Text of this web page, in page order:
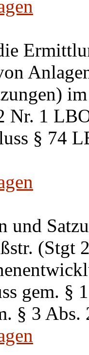
Nr. 1
§ 74
und
(Stgt
gem.
§ 3 Abs.